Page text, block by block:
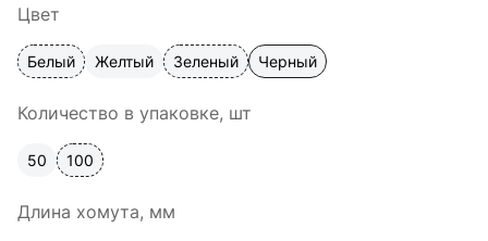
Цвет
Белый Желтый Зеленый Черный
Количество в упаковке, шт
50 100
Длина хомута, мм